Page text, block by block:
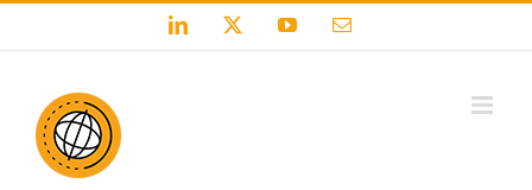
LinkedIn YouTubeEmail